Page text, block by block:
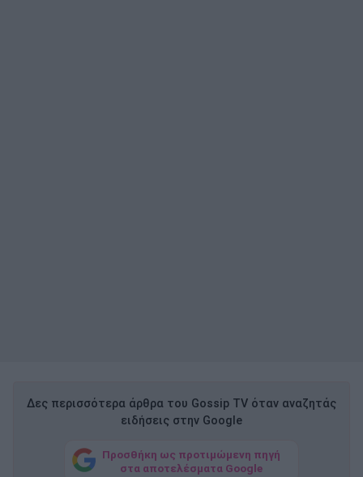
Δες περισσότερα άρθρα του Gossip TV όταν αναζητάς
ειδήσεις στην Google
Προσθήκη ως προτιμώμενη πηγή
στα αποτελέσματα Google